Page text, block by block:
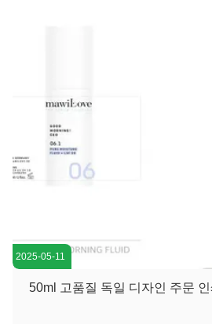
2025-05-11
50ml 고품질 독일 디자인 주문